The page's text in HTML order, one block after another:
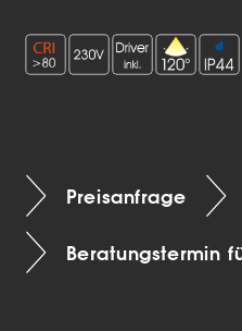
Preisanfrage
Beratungstermin